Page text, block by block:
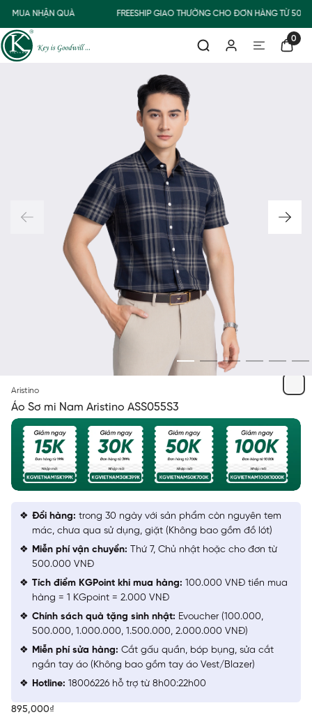
MUA NHẬN QUÀ FREESHIP GIAO THƯỜNG CHO ĐƠN HÀNG TỪ
0
Aristino
Áo Sơ mi Nam Aristino ASS055S3
895,000₫
Đổi hàng: trong 30 ngày với sản phẩm còn nguyên tem
mác, chưa qua sử dụng, giặt (Không bao gồm đồ lót)
Miễn phí vận chuyển: Thứ 7, Chủ nhật hoặc cho đơn từ
500.000 VNĐ
Tích điểm KGPoint khi mua hàng: 100.000 VNĐ tiền mua
hàng = 1 KGpoint = 2.000 VNĐ
Chính sách quà tặng sinh nhật: Evoucher (100.000,
500.000, 1.000.000, 1.500.000, 2.000.000 VNĐ)
Miễn phí sửa hàng: Cắt gấu quần, bóp bụng, sửa cắt
ngắn tay áo (Không bao gồm tay áo Vest/Blazer)
Hotline: 18006226 hỗ trợ từ 8h00:22h00